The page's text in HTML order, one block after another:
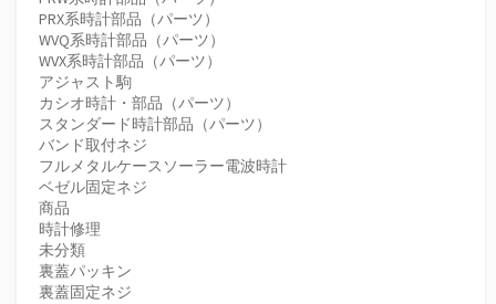
PRX系時計部品（パーツ）
WVQ系時計部品（パーツ）
WVX系時計部品（パーツ）
アジャスト駒
カシオ時計・部品（パーツ）
スタンダード時計部品（パーツ）
バンド取付ネジ
フルメタルケースソーラー電波時計
ベゼル固定ネジ
商品
時計修理
未分類
裏蓋パッキン
裏蓋固定ネジ